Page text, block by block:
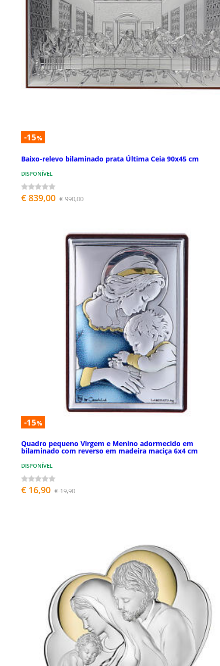
-15%
Baixo-relevo bilaminado prata Última Ceia 90x45 cm
DISPONÍVEL
€ 839,00 € 990,00
-15%
Quadro pequeno Virgem e Menino adormecido em
bilaminado com reverso em madeira maciça 6x4 cm
DISPONÍVEL
€ 16,90 € 19,90